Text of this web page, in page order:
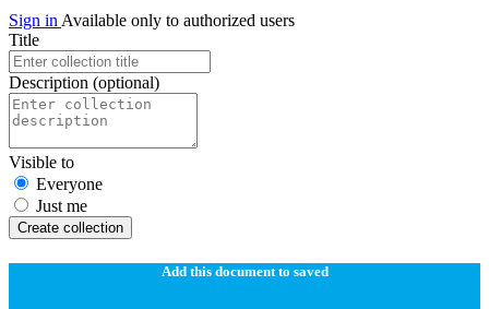
Sign in Available only to authorized users
Title
Description (optional)
Visible to
Everyone
Just me
Create collection
Add this document to saved